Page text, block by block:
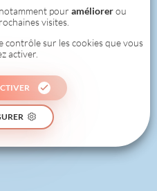
pour améliorerou
visites.
contrôle sur les cookies que vous
activer.